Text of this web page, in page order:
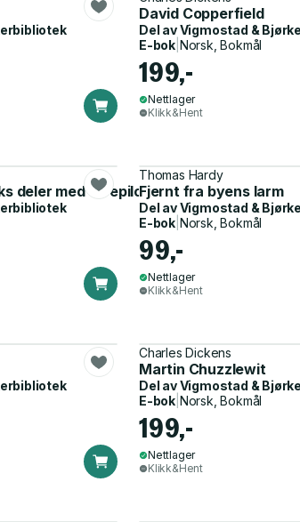
David Copperfield
Del avVigmostad &
E-bok Norsk, Bokmål
199,-
Nettlager
Klikk&Hent
deler med en epilog
Thomas Hardy
Fjernt fra byens larm
Del avVigmostad &
E-bok Norsk, Bokmål
99,-
Nettlager
Klikk&Hent
Charles Dickens
Martin Chuzzlewit
Del avVigmostad &
E-bok Norsk, Bokmål
199,-
Nettlager
Klikk&Hent